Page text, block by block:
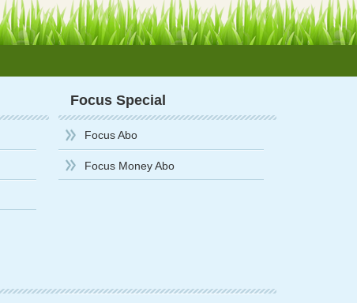
Focus Special
Focus Abo
Focus Money Abo